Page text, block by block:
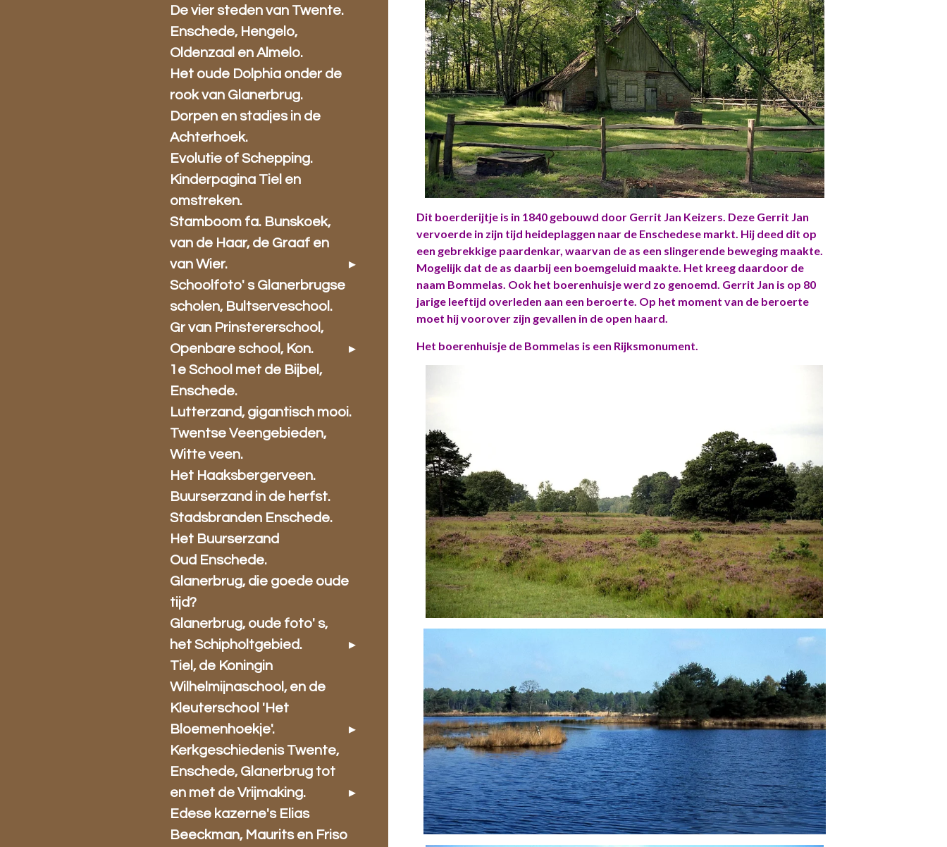
Dit boerderijtje is in 1840 gebouwd door Gerrit Jan Keizers. Deze Gerrit Jan
vervoerde in zijn tijd heideplaggen naar de Enschedese markt. Hij deed dit op
een gebrekkige paardenkar, waarvan de as een slingerende beweging maakte.
Mogelijk dat de as daarbij een boemgeluid maakte. Het kreeg daardoor de
naam Bommelas. Ook het boerenhuisje werd zo genoemd. Gerrit Jan is op 80
jarige leeftijd overleden aan een beroerte. Op het moment van de beroerte
moet hij voorover zijn gevallen in de open haard.
Het boerenhuisje de Bommelas is een Rijksmonument.
De vier steden van Twente.
Enschede, Hengelo,
Oldenzaal en Almelo.
Het oude Dolphia onder de
rook van Glanerbrug.
Dorpen en stadjes in de
Achterhoek.
Evolutie of Schepping.
Kinderpagina Tiel en
omstreken.
Stamboom fa. Bunskoek,
van de Haar, de Graaf en
van Wier.
Schoolfoto' s Glanerbrugse
scholen, Bultserveschool.
Gr van Prinstererschool,
Openbare school, Kon.
1e School met de Bijbel,
Enschede.
Lutterzand, gigantisch mooi.
Twentse Veengebieden,
Witte veen.
Het Haaksbergerveen.
Buurserzand in de herfst.
Stadsbranden Enschede.
Het Buurserzand
Oud Enschede.
Glanerbrug, die goede oude
tijd?
Glanerbrug, oude foto' s,
het Schipholtgebied.
Tiel, de Koningin
Wilhelmijnaschool, en de
Kleuterschool 'Het
Bloemenhoekje'.
Kerkgeschiedenis Twente,
Enschede, Glanerbrug tot
en met de Vrijmaking.
Edese kazerne's Elias
Beeckman, Maurits en Friso